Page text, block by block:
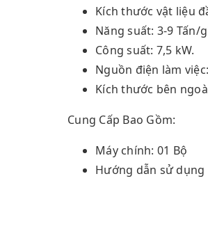
Kích thước vật liệu
Năng suất: 3-9 Tấn/
Công suất: 7,5 kW.
Nguồn điện làm
Kích thước bên
Cung Cấp Bao Gồm:
Máy chính: 01 Bộ
Hướng dẫn sử